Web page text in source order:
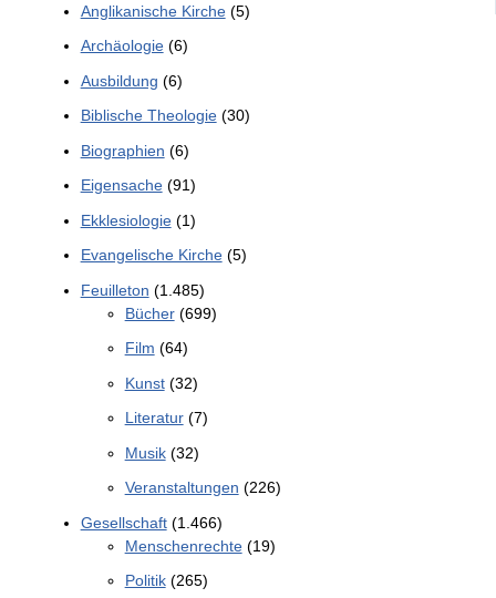
Anglikanische Kirche(5)
Archäologie(6)
Ausbildung (6)
Biblische Theologie(30)
Biographien (6)
Eigensache(91)
Ekklesiologie(1)
Evangelische Kirche(5)
Feuilleton (1.485)
Bücher(699)
Film (64)
Kunst(32)
Literatur(7)
Musik(32)
Veranstaltungen (226)
Gesellschaft(1.466)
Menschenrechte(19)
Politik(265)